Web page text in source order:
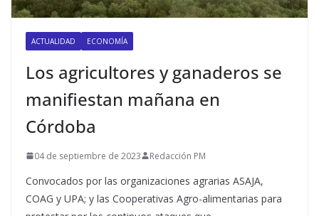
ACTUALIDAD ECONOMÍA
Los agricultores y ganaderos se
manifiestan mañana en
Córdoba
04 de septiembre de 2023 Redacción PM
Convocados por las organizaciones agrarias ASAJA,
COAG y UPA; y las Cooperativas Agro-alimentarias para